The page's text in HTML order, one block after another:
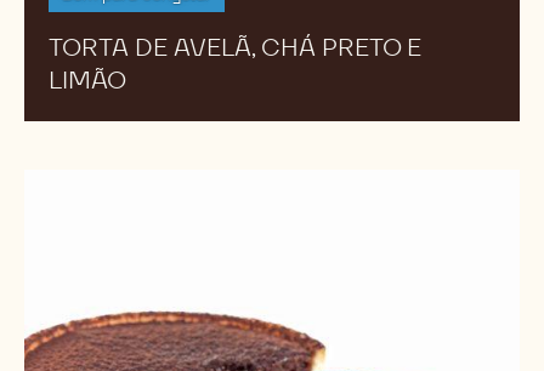
TORTA DE AVELÃ, CHÁ PRETO E
LIMÃO